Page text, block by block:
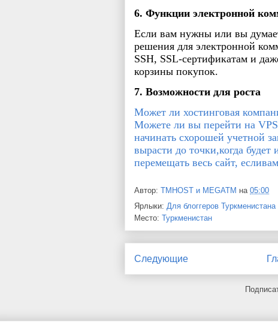
6. Функции электронной
Если вам нужны или вы
решения для электронной
SSH, SSL-сертификатам и
корзины покупок.
7. Возможности для роста
Может ли хостинговая
Можете ли вы перейти на
начинать схорошей учетной
вырасти до точки,когда
перемещать весь сайт,
Автор: TMHOST и MEGATM на 05:00
Ярлыки: Для блоггеров Туркменистана
Место: Туркменистан
Следующие